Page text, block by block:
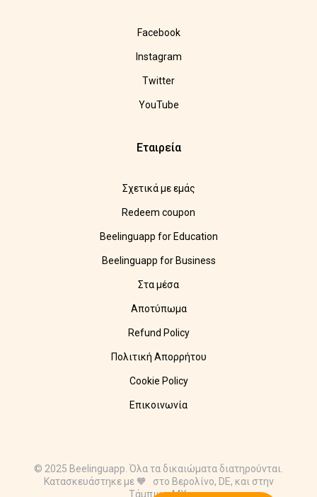
Facebook
Instagram
Twitter
YouTube
Εταιρεία
Σχετικά με εμάς
Redeem coupon
Beelinguapp for Education
Beelinguapp for Business
Στα μέσα
Αποτύπωμα
Refund Policy
Πολιτική Απορρήτου
Cookie Policy
Επικοινωνία
© 2025 Beelinguapp. Όλα τα δικαιώματα διατηρούνται.
Κατασκευάστηκε με 🧡 στο Βερολίνο, DE, και στην
Τάμπικο, MX.